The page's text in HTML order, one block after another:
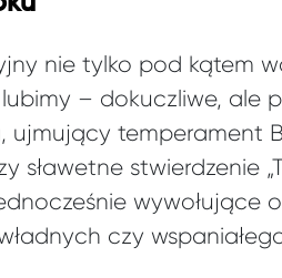
nie tylko pod kątem
– dokuczliwe, ale
ujmujący temperament
sławetne stwierdzenie
wywołujące
czy